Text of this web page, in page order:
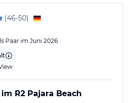
verbindlichen Angebotsdetailsdes
und vom Hotel keinerlei
(46-50)
Paar im Juni 2026
R2 Pajara Beach